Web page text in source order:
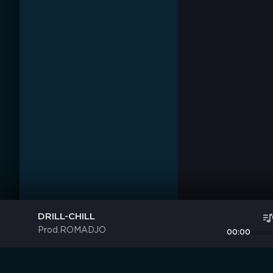
DRILL-CHILL
Prod.ROMADJO 00:00